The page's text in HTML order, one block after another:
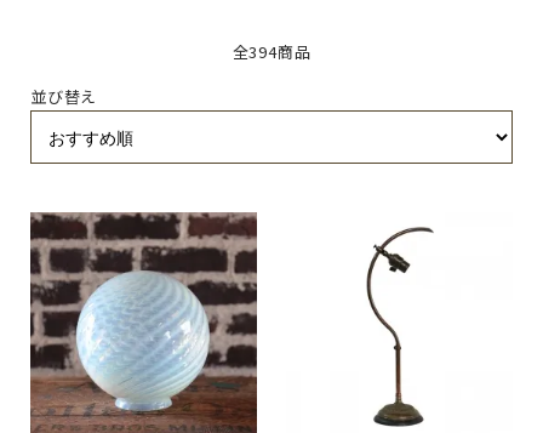
全394商品
並び替え